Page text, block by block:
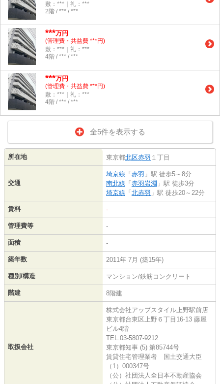
敷：***｜礼：***
2階 / *** / ***
***万円
(管理費・共益費 ***円)
敷：***｜礼：***
4階 / *** / ***
***万円
(管理費・共益費 ***円)
敷：***｜礼：***
4階 / *** / ***
全5件を表示する
所在地 東京都北区赤羽 １丁目
交通
埼京線 「 赤羽 」駅 徒歩5～8分
南北線 「 赤羽岩淵 」駅 徒歩3分
埼京線 「 北赤羽 」駅 徒歩20～22分
賃料 -
管理費等 -
面積 -
築年数 2011年 7月 (築15年)
種別/構造 マンション/鉄筋コンクリート
階建 8階建
取扱会社
株式会社アップスタイル上野駅前店
東京都台東区上野６丁目16-13 藤屋
ビル4階
TEL:03-5807-9212
東京都知事 (5) 第85744号
賃貸住宅管理業者 国土交通大臣
（1）000347号
（公）社団法人全日本不動産協会